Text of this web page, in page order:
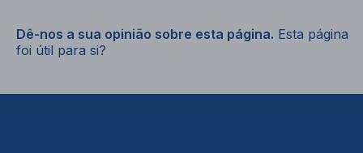
Dê-nos a sua opinião sobre esta página. Esta página
foi útil para si?